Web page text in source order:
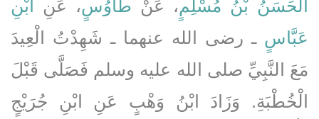
الْحَسَنُ بْنُ مُسْلِمٍ ، عَنْ طَاوُسٍ، عَنِ ابْنِ
عَبَّاسٍ ـ رضى الله عنهما ـ شَهِدْتُ الْعِيدَ
مَعَ النَّبِيِّ صلى الله عليه وسلم فَصَلَّى قَبْلَ
الْخُطْبَةِ‏.‏ وَزَادَ ابْنُ وَهْبٍ عَنِ ابْنِ جُرَيْجٍ